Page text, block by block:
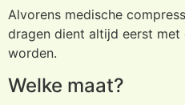
Alvorens medische
dragen dient altijd eerst
worden.
Welke maat?